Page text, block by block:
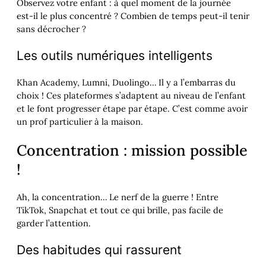
Observez votre enfant : à quel moment de la journée
est-il le plus concentré ? Combien de temps peut-il tenir
sans décrocher ?
Les outils numériques intelligents
Khan Academy, Lumni, Duolingo… Il y a l’embarras du
choix ! Ces plateformes s’adaptent au niveau de l’enfant
et le font progresser étape par étape. C’est comme avoir
un prof particulier à la maison.
Concentration : mission possible
!
Ah, la concentration… Le nerf de la guerre ! Entre
TikTok, Snapchat et tout ce qui brille, pas facile de
garder l’attention.
Des habitudes qui rassurent